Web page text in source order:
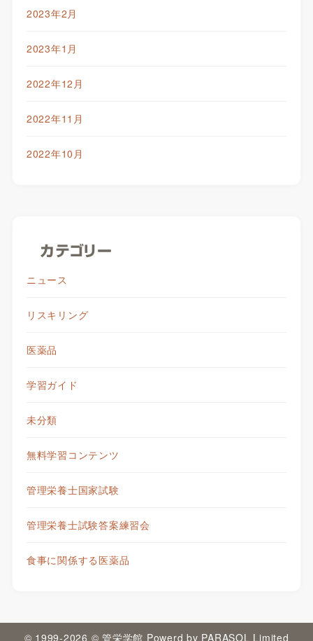
2023年2月
2023年1月
2022年12月
2022年11月
2022年10月
カテゴリー
ニュース
リスキリング
医薬品
学習ガイド
未分類
無料学習コンテンツ
管理栄養士国家試験
管理栄養士試験答案練習会
食事に関係する医薬品
© 1999-2026 © 管栄学館 Powerd by PARASOL Limited